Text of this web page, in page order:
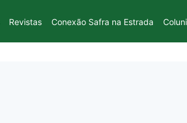
Revistas Conexão Safra na Estrada